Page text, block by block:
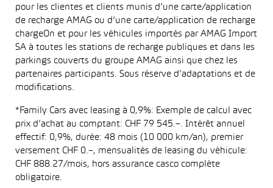
pour les clientes et clients munis d’une carte/application
de recharge AMAG ou d’une carte/application de recharge
chargeOn et pour les véhicules importés par AMAG Import
SA à toutes les stations de recharge publiques et dans les
parkings couverts du groupe AMAG ainsi que chez les
partenaires participants. Sous réserve d’adaptations et de
modifications.
*Family Cars avec leasing à 0,9%: Exemple de calcul avec
prix d’achat au comptant: CHF 79 545.–. Intérêt annuel
effectif: 0,9%, durée: 48 mois (10 000 km/an), premier
versement CHF 0.–, mensualités de leasing du véhicule:
CHF 888.27/mois, hors assurance casco complète
obligatoire.